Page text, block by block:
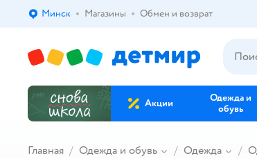
Выбор адреса доставки.
Минск Магазины Обмен и возврат
Акции
Одежда и
обувь
Главная Одежда и обувь Одежда